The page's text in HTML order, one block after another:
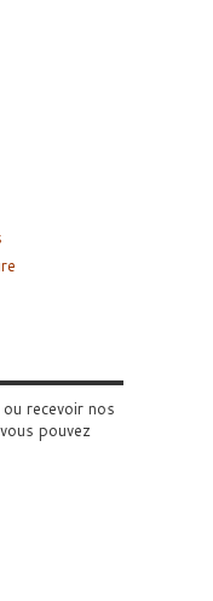
recevoir nos
pouvez